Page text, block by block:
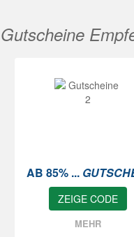
Gutscheine
AB 85% ...
ZEIGE CODE
MEHR